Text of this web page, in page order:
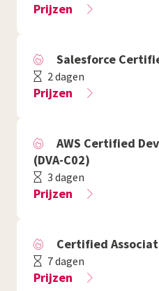
Prijzen
Salesforce
2 dagen
Prijzen
AWS Certified
(DVA-C02)
3 dagen
Prijzen
Certified
7 dagen
Prijzen